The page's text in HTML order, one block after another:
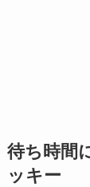
待ち時間
ッキー